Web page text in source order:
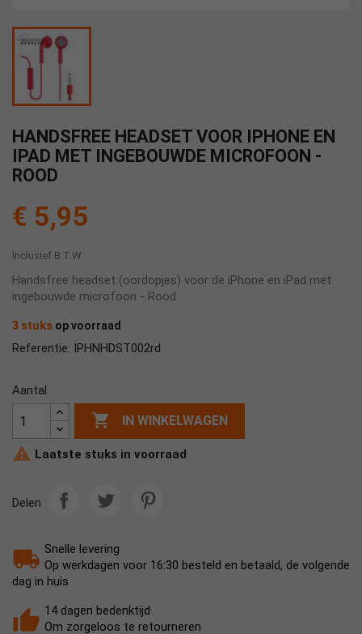
HANDSFREE HEADSET VOOR IPHONE EN
IPAD MET INGEBOUWDE MICROFOON -
ROOD
€ 5,95
Inclusief B.T.W.
Handsfree headset (oordopjes) voor de iPhone en iPad met
ingebouwde microfoon - Rood
3 stuks op voorraad
Referentie: IPHNHDST002rd
Aantal
 IN WINKELWAGEN
 Laatste stuks in voorraad
Delen
Snelle levering
Op werkdagen voor 16:30 besteld en betaald, de volgende
dag in huis
14 dagen bedenktijd
Om zorgeloos te retourneren